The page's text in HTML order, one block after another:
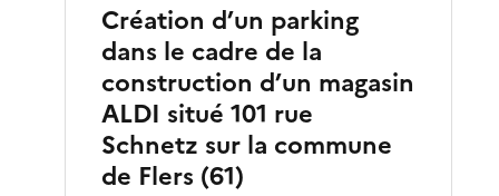
Création d’un parking
dans le cadre de la
construction d’un magasin
ALDI situé 101 rue
Schnetz sur la commune
de Flers (61)